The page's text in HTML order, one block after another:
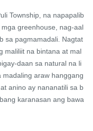
Township, na napapalib
greenhouse, nag-aal
sa pagmamadali. Nagtat
maliliit na bintana at mal
daan sa natural na li
araw hanggang
anino ay nananatili sa b
karanasan ang bawa